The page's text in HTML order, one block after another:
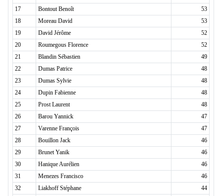
17
Bontout Benoît
53
18
Moreau David
53
19
David Jérôme
52
20
Roumegous Florence
52
21
Blandin Sébastien
49
22
Dumas Patrice
48
23
Dumas Sylvie
48
24
Dupin Fabienne
48
25
Prost Laurent
48
26
Barou Yannick
47
27
Varenne François
47
28
Bouillon Jack
46
29
Brunet Yanik
46
30
Hanique Aurélien
46
31
Menezes Francisco
46
32
Liakhoff Stéphane
44